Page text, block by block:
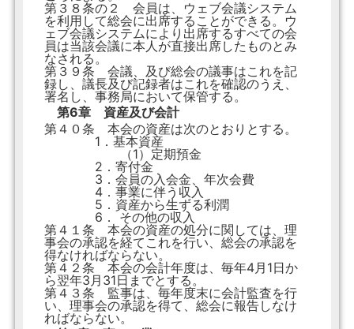
第３８条の２ 会員は、ウェブ会議システム
を利用して総会に出席することができる。ウ
ェブ会議システムにより出席するすべての会
員は当該会議に本人が直接出席したものとみ
なされる。
第３９条 会議、及び総会の議事はこれを記
録し、議長及び記録者はこれを確認のうえ、
署名し、事務局において保管する。
第6章 資産及び会計
第４０条 本会の資産は次のとおりとする。
1．基本資産
（1）定期預金
2．寄付金
3．会員の入会金、年次会費
4．事業に伴う収入
5．資産から生ずる利潤
6． その他の収入
第４１条 本会の資産の処分に関しては、理
事会の承認を経てこれを行い、総会の承認を
得なければならない。
第４２条 本会の会計年度は、毎年4月1日か
ら翌年3月31日までとする。
第４３条 監事は、毎年度末に会計監査を行
い、理事会の承認を得て、総会に報告しなけ
ればならない。